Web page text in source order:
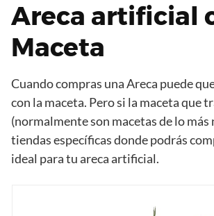
Areca artificial
Maceta
Cuando compras una Areca puede
con la maceta. Pero si la maceta que
(normalmente son macetas de lo más
tiendas específicas donde podrás
ideal para tu areca artificial.